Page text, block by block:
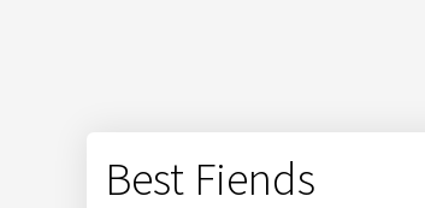
Best Fiends